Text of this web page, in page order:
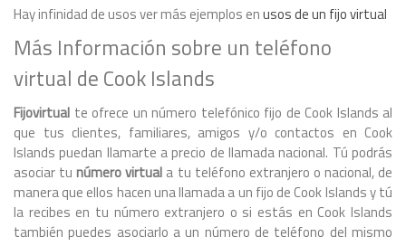
Hay infinidad de usos ver más ejemplos enusos de un fijo virtual
Más Información sobre un teléfono
virtual de Cook Islands
Fijovirtual te ofrece un número telefónico fijo de Cook Islands al
que tus clientes, familiares, amigos y/o contactos en Cook
Islands puedan llamarte a precio de llamada nacional. Tú podrás
asociar tunúmero virtual a tu teléfono extranjero o nacional, de
manera que ellos hacen una llamada a un fijo de Cook Islands y tú
la recibes en tu número extranjero o si estás en Cook Islands
también puedes asociarlo a un número de teléfono del mismo